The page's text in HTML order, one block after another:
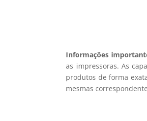
Informações
as impressoras. As
produtos de forma
mesmas